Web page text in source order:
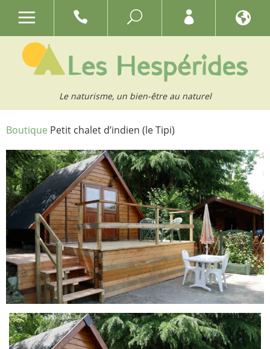
Le naturisme, un bien-être au naturel
Boutique Petit chalet d’indien (le Tipi)